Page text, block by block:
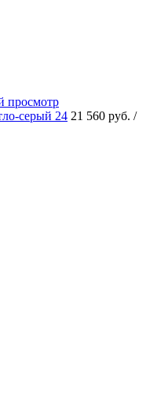
просмотр
серый 24 21 560 руб. /